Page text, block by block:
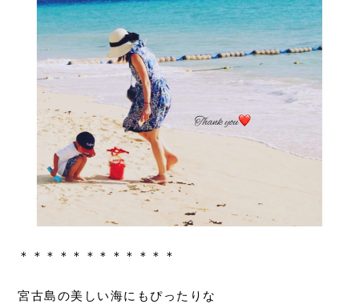
＊＊＊＊＊＊＊＊＊＊＊＊
宮古島の美しい海にもぴったりな